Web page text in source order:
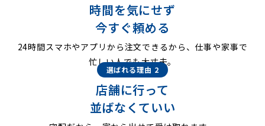
時間を気にせず
今すぐ頼める
24時間スマホやアプリから注文できるから、仕事や家事で
忙しい人でも大丈夫。
選ばれる理由 2
店舗に行って
並ばなくていい